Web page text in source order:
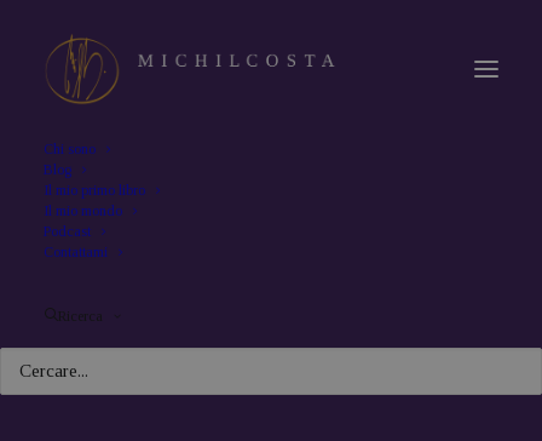
Chi sono
Blog
Il mio primo libro
Il mio mondo
Podcast
Contattami
Ricerca